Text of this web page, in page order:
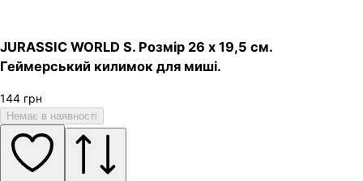
JURASSIC WORLD S. Розмір 26 х 19,5 см.
Геймерський килимок для миші.
144 грн
Немає в наявності